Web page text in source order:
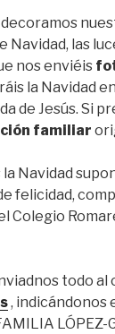
Navidad, las
nos enviéis
la Navidad
de Jesús. Si
familiar
la Navidad
felicidad,
Colegio
todo
, indicándonos
LÓPEZ-